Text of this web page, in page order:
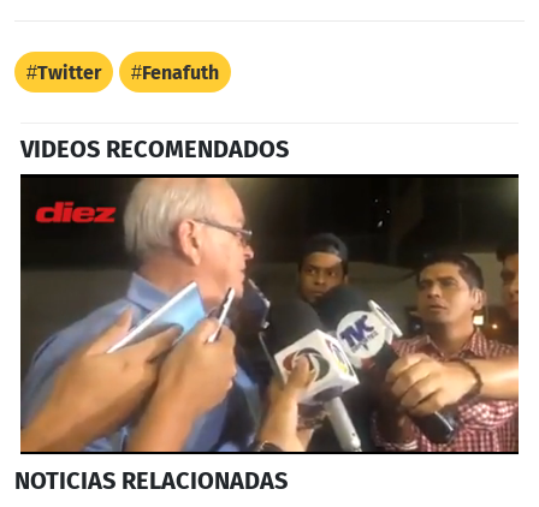
Twitter Fenafuth
VIDEOS RECOMENDADOS
seconds
NOTICIAS RELACIONADAS